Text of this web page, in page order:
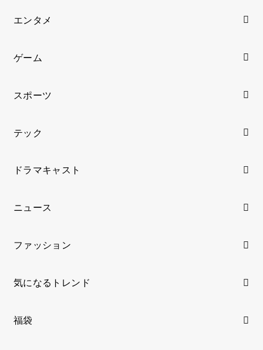
エンタメ
ゲーム
スポーツ
テック
ドラマキャスト
ニュース
ファッション
気になるトレンド
福袋